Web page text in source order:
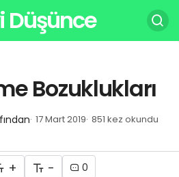
Düşünce
Bozuklukları
17 Mart 2019 851 kez okundu
+ - 0